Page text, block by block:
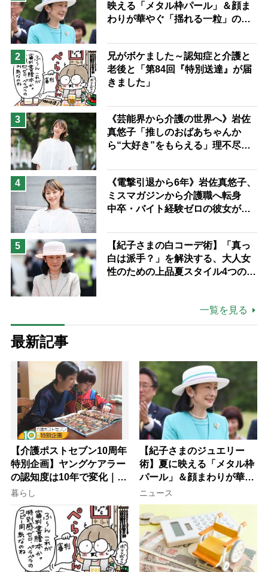
兄がボケました
便利なサービス
予防法
映える「メタル枠パール」＆顔ま
わりが華やぐ「揺れる一粒」の使
2
兄がボケました～認知症と介護と
老後と「第84回『特別送達』が届
きました」
3
《芸能界から介護の世界へ》岩佐
真悠子「推しのおばあちゃんか
ら“大好き”をもらえる」理不尽さ
場は「愛おしい」
4
《電撃引退から6年》岩佐真悠子、
ミスマガジンから介護職へ転身
中卒・バイト経験ゼロの彼女が見
ながら自分らしくいられる」
5
【紀子さまの白コーデ術】「真っ
白は派手？」を解決する、大人女
性のための上品夏スタイル4つのコ
一覧を見る
最新記事
【介護ポストセブン10周年
特別企画】ヤングケアラー
の認知度は10年で変化｜流
行語大賞にノミネート、法
律にも明記されたが果たし
て現在は？
暮らし
【紀子さまのジュエリー
術】夏に映える「メタル枠
パール」＆顔まわりが華や
ぐ「揺れる一粒」の使い分
け方
ニュース